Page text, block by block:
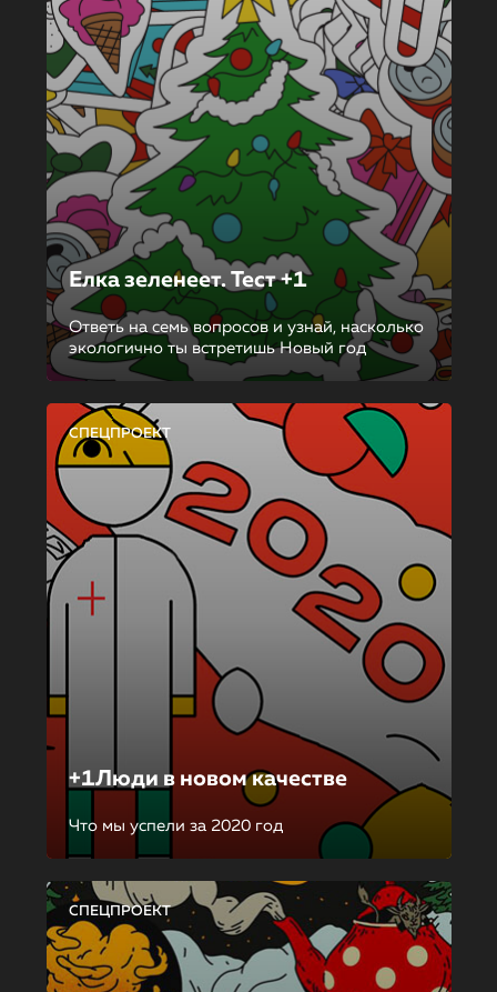
Елка зеленеет. Тест +1
Ответь на семь вопросов и узнай, насколько
экологично ты встретишь Новый год
СПЕЦПРОЕКТ
+1Люди в новом качестве
Что мы успели за 2020 год
СПЕЦПРОЕКТ